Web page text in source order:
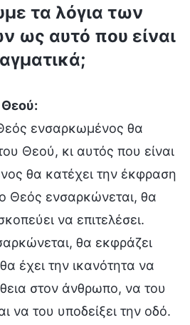
τα λόγια των
ως αυτό που είναι
Θεού:
ενσαρκωμένος θα
Θεού, κι αυτός που είναι
θα κατέχει την έκφραση
Θεός ενσαρκώνεται, θα
να επιτελέσει.
θα εκφράζει
έχει την ικανότητα να
στον άνθρωπο, να του
να του υποδείξει την οδό.